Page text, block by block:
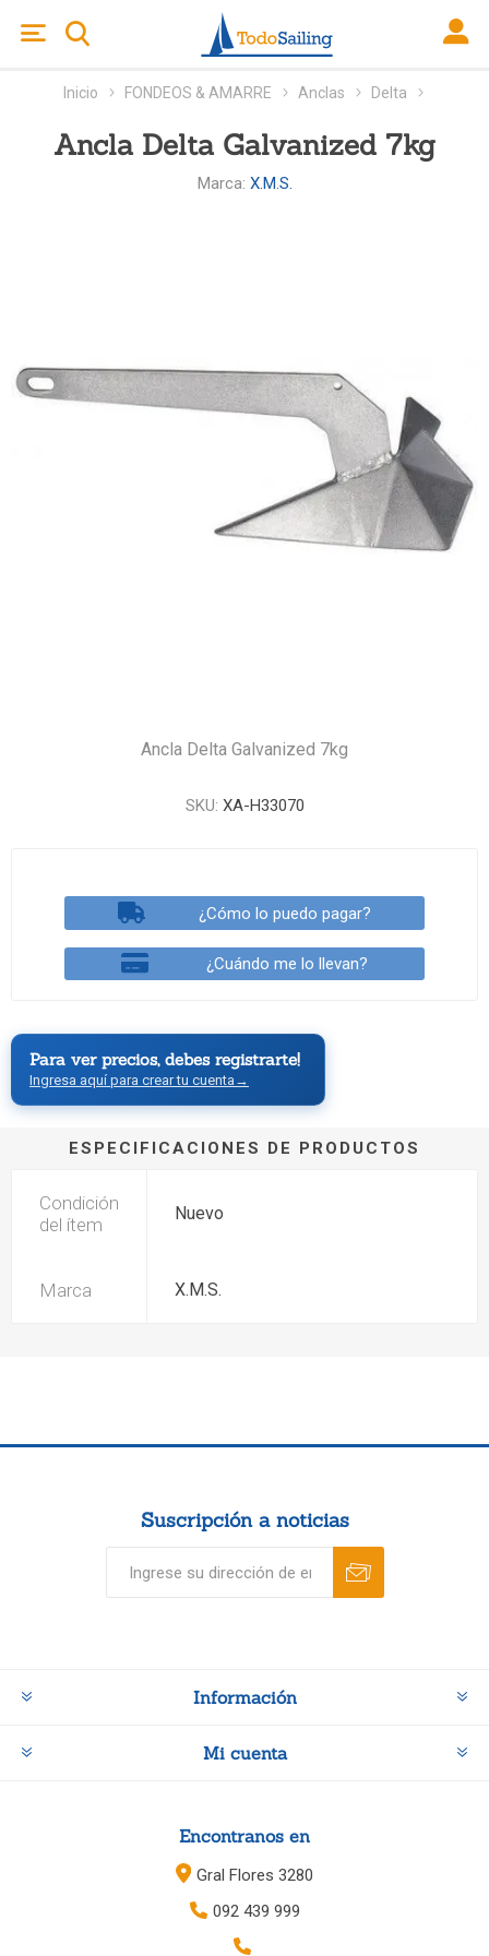
Inicio FONDEOS & AMARRE Anclas Delta
Ancla Delta Galvanized 7kg
Marca: X.M.S.
Ancla Delta Galvanized 7kg
SKU: XA-H33070
¿Cómo lo puedo pagar?
¿Cuándo me lo llevan?
Para ver precios, debes registrarte!
Ingresa aquí para crear tu cuenta →
ESPECIFICACIONES DE PRODUCTOS
Condición
del ítem
Nuevo
Marca X.M.S.
Suscripción a noticias
Información
Mi cuenta
Encontranos en
Gral Flores 3280
092 439 999